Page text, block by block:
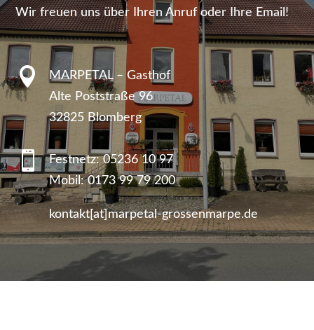
Wir freuen uns über Ihren Anruf oder Ihre Email!

MARPETAL – Gasthof
Alte Poststraße 96
32825 Blomberg
 Festnetz:05236 10 97
Mobil:0173 99 79 200
kontakt[at]marpetal-grossenmarpe.de